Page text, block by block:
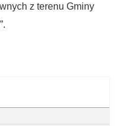
z terenu Gminy